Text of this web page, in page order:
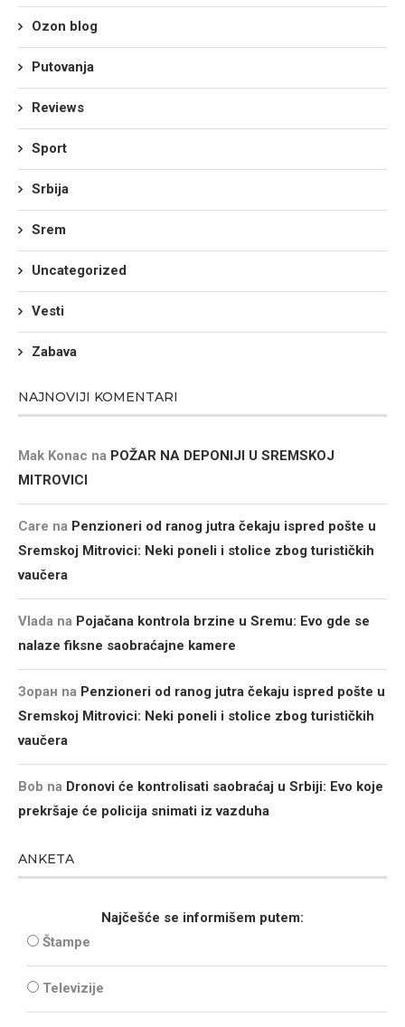
Ozon blog
Putovanja
Reviews
Sport
Srbija
Srem
Uncategorized
Vesti
Zabava
NAJNOVIJI KOMENTARI
Mak Konac na POŽAR NA DEPONIJI U SREMSKOJ
MITROVICI
Care na Penzioneri od ranog jutra čekaju ispred pošte u
Sremskoj Mitrovici: Neki poneli i stolice zbog turističkih
vaučera
Vlada na Pojačana kontrola brzine u Sremu: Evo gde se
nalaze fiksne saobraćajne kamere
Зоран na Penzioneri od ranog jutra čekaju ispred pošte u
Sremskoj Mitrovici: Neki poneli i stolice zbog turističkih
vaučera
Bob na Dronovi će kontrolisati saobraćaj u Srbiji: Evo koje
prekršaje će policija snimati iz vazduha
ANKETA
Najčešće se informišem putem:
Štampe
Televizije